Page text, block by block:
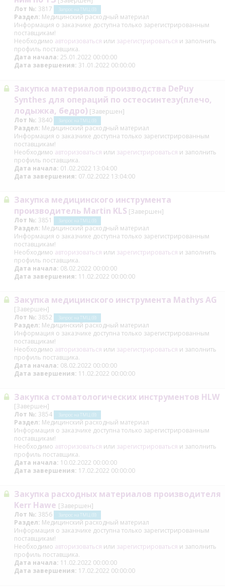
Лот №: 3817 Запрос на ТМЦ (В)
Раздел: Медицинский расходный материал
Информация о заказчике доступна только зарегистрированным
поставщикам!
Необходимо авторизоваться или зарегистрироваться и заполнить
профиль поставщика.
Дата начала: 25.01.2022 00:00:00
Дата завершения: 31.01.2022 00:00:00
Закупка материалов производства DePuy
Synthes для операций по остеосинтезу(плечо,
лодыжка, бедро) [Завершен]
Лот №: 3840 Запрос на ТМЦ (В)
Раздел: Медицинский расходный материал
Информация о заказчике доступна только зарегистрированным
поставщикам!
Необходимо авторизоваться или зарегистрироваться и заполнить
профиль поставщика.
Дата начала: 01.02.2022 13:04:00
Дата завершения: 07.02.2022 13:04:00
Закупка медицинского инструмента
производитель Martin KLS [Завершен]
Лот №: 3851 Запрос на ТМЦ (В)
Раздел: Медицинский расходный материал
Информация о заказчике доступна только зарегистрированным
поставщикам!
Необходимо авторизоваться или зарегистрироваться и заполнить
профиль поставщика.
Дата начала: 08.02.2022 00:00:00
Дата завершения: 11.02.2022 00:00:00
Закупка медицинского инструмента Mathys AG
[Завершен]
Лот №: 3852 Запрос на ТМЦ (В)
Раздел: Медицинский расходный материал
Информация о заказчике доступна только зарегистрированным
поставщикам!
Необходимо авторизоваться или зарегистрироваться и заполнить
профиль поставщика.
Дата начала: 08.02.2022 00:00:00
Дата завершения: 11.02.2022 00:00:00
Закупка стоматологических инструментов HLW
[Завершен]
Лот №: 3854 Запрос на ТМЦ (В)
Раздел: Медицинский расходный материал
Информация о заказчике доступна только зарегистрированным
поставщикам!
Необходимо авторизоваться или зарегистрироваться и заполнить
профиль поставщика.
Дата начала: 10.02.2022 00:00:00
Дата завершения: 17.02.2022 00:00:00
Закупка расходных материалов производителя
Kerr Hawe [Завершен]
Лот №: 3856 Запрос на ТМЦ (В)
Раздел: Медицинский расходный материал
Информация о заказчике доступна только зарегистрированным
поставщикам!
Необходимо авторизоваться или зарегистрироваться и заполнить
профиль поставщика.
Дата начала: 11.02.2022 00:00:00
Дата завершения: 17.02.2022 00:00:00